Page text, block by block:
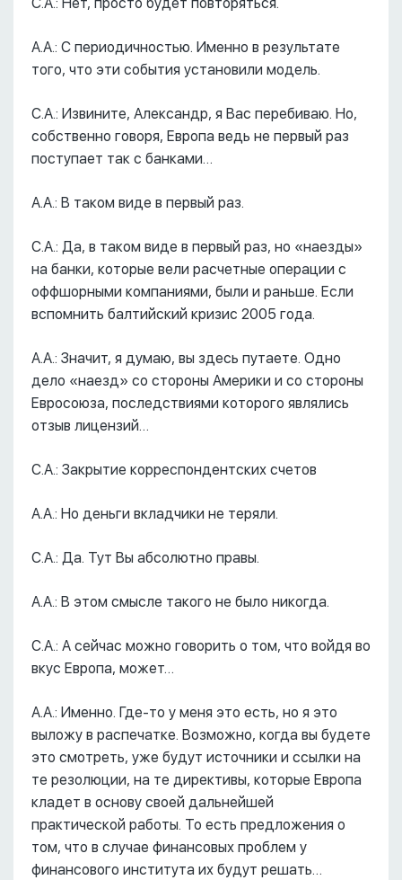
А.А.: С периодичностью. Именно в результате
того, что эти события установили модель.
С.А.: Извините, Александр, я Вас перебиваю. Но,
собственно говоря, Европа ведь не первый раз
поступает так с банками…
А.А.: В таком виде в первый раз.
С.А.: Да, в таком виде в первый раз, но «наезды»
на банки, которые вели расчетные операции с
оффшорными компаниями, были и раньше. Если
вспомнить балтийский кризис 2005 года.
А.А.: Значит, я думаю, вы здесь путаете. Одно
дело «наезд» со стороны Америки и со стороны
Евросоюза, последствиями которого являлись
отзыв лицензий…
С.А.: Закрытие корреспондентских счетов
А.А.: Но деньги вкладчики не теряли.
С.А.: Да. Тут Вы абсолютно правы.
А.А.: В этом смысле такого не было никогда.
С.А.: А сейчас можно говорить о том, что войдя во
вкус Европа, может…
А.А.: Именно. Где-то у меня это есть, но я это
выложу в распечатке. Возможно, когда вы будете
это смотреть, уже будут источники и ссылки на
те резолюции, на те директивы, которые Европа
кладет в основу своей дальнейшей
практической работы. То есть предложения о
том, что в случае финансовых проблем у
финансового института их будут решать…